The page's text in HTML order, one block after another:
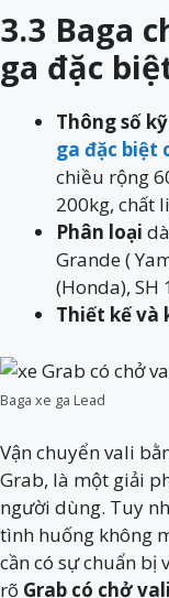
3.3 Baga
ga đặc
Thông số
ga đặc biệt
chiều rộng
200kg, chất
Phân loại
Grande (
(Honda), SH
Thiết kế và
Baga xe ga Lead
Vận chuyển vali
Grab, là một giải
người dùng. Tuy
tình huống không
cần có sự chuẩn bị
rõ Grab có chở